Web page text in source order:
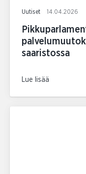
Uutiset 14.04.2026
saaristossa
Lue lisää